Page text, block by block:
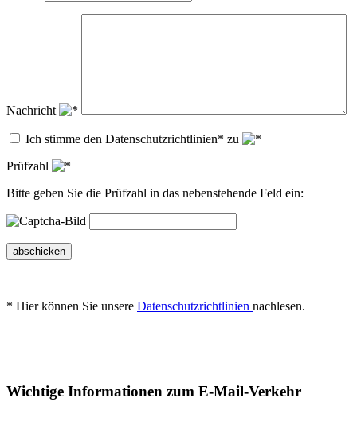
Nachricht
Ich stimme den Datenschutzrichtlinien* zu
Prüfzahl
Bitte geben Sie die Prüfzahl in das nebenstehende Feld ein:
abschicken
* Hier können Sie unsere Datenschutzrichtlinien nachlesen.
Wichtige Informationen zum E-Mail-Verkehr